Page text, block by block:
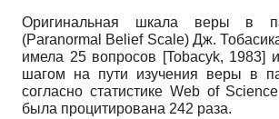
Оригинальная шкала веры в
(Paranormal Belief Scale) Дж.
имела 25 вопросов [Tobacyk, 1983]
шагом на пути изучения веры в
согласно статистике Web of Science
была процитирована 242 раза.